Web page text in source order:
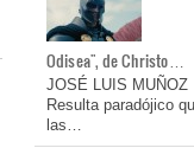
Odisea", de Christo…
JOSÉ LUIS MUÑOZ
Resulta paradójico
las…